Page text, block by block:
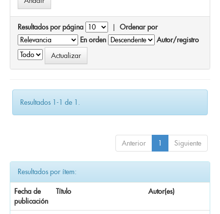
Resultados por página | Ordenar por
En orden
Autor/registro
Resultados 1-1 de 1.
Anterior 1 Siguiente
Resultados por ítem:
Fecha de
publicación
Título Autor(es)